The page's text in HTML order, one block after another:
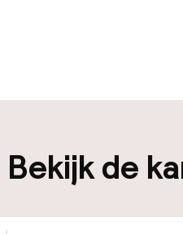
eigen
Bekijk de